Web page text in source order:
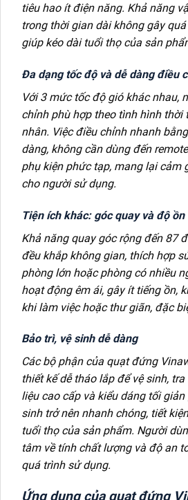
tiêu hao ít điện năng. Khả năng
trong thời gian dài không gây
giúp kéo dài tuổi thọ của sản
Đa dạng tốc độ và dễ dàng điều
Với 3 mức tốc độ gió khác nhau,
chỉnh phù hợp theo tình hình thời
nhân. Việc điều chỉnh nhanh
dàng, không cần dùng đến
phụ kiện phức tạp, mang lại cảm
cho người sử dụng.
Tiện ích khác: góc quay và độ ồn
Khả năng quay góc rộng đến 87
đều khắp không gian, thích hợp
phòng lớn hoặc phòng có nhiều
hoạt động êm ái, gây ít tiếng ồn,
khi làm việc hoặc thư giãn, đặc
Bảo trì, vệ sinh dễ dàng
Các bộ phận của quạt đứng
thiết kế dễ tháo lắp để vệ sinh,
liệu cao cấp và kiểu dáng tối giản
sinh trở nên nhanh chóng, tiết
tuổi thọ của sản phẩm. Người
tâm về tính chất lượng và độ an
quá trình sử dụng.
Ứng dụng của quạt đứng